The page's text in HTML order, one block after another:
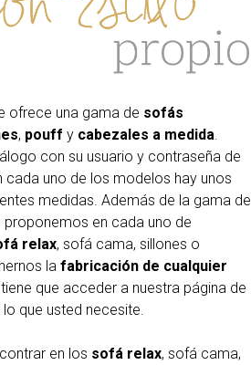
ofrece una gama de sofás
, pouff y cabezales a medida.
con su usuario y contraseña de
cada uno de los modelos hay unos
medidas. Además de la gama de
en cada uno de
relax, sofá cama, sillones o
la fabricación de cualquier
que acceder a nuestra página de
que usted necesite.
en los sofá relax, sofá cama,